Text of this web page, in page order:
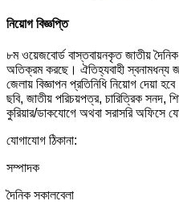
নিয়োগ বিজ্ঞপ্তি
৮ম ওয়েজবোর্ড বাস্তবায়নকৃত জাতীয়
অতিক্রম করছে। ঐতিহ্যবাহী স্বনামধন্য
জেলায় বিজ্ঞাপন প্রতিনিধি নিয়োগ দেয়া
ছবি, জাতীয় পরিচয়পত্র, চারিত্রিক সনদ,
কুরিয়ার/ডাকযোগে অথবা সরাসরি অফিসে
যোগাযোগ ঠিকানা:
সম্পাদক
দৈনিক সকালবেলা